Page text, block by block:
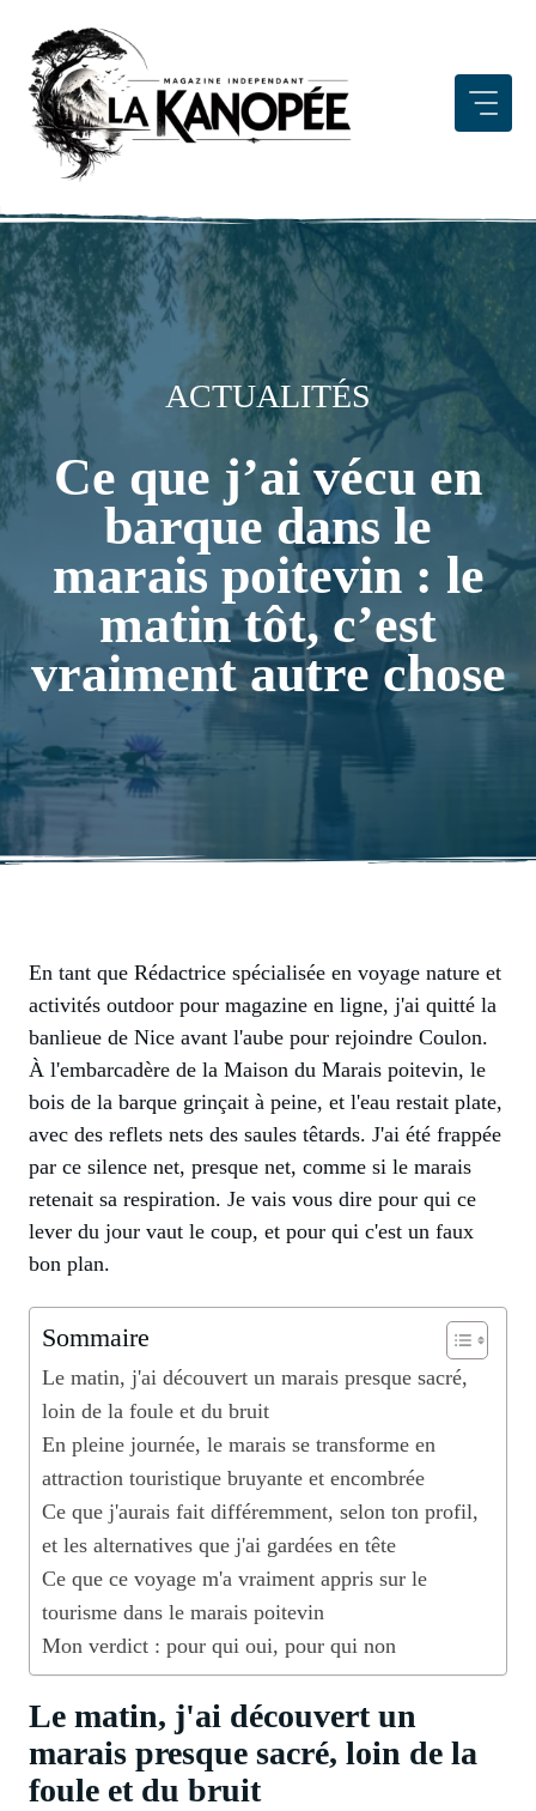
contenu
ACTUALITÉS
Ce que j’ai vécu en
barque dans le
marais poitevin : le
matin tôt, c’est
vraiment autre chose
En tant que Rédactrice spécialisée en voyage nature et
activités outdoor pour magazine en ligne, j'ai quitté la
banlieue de Nice avant l'aube pour rejoindre Coulon.
À l'embarcadère de la Maison du Marais poitevin, le
bois de la barque grinçait à peine, et l'eau restait plate,
avec des reflets nets des saules têtards. J'ai été frappée
par ce silence net, presque net, comme si le marais
retenait sa respiration. Je vais vous dire pour qui ce
lever du jour vaut le coup, et pour qui c'est un faux
bon plan.
Sommaire
Le matin, j'ai découvert un marais presque sacré,
loin de la foule et du bruit
En pleine journée, le marais se transforme en
attraction touristique bruyante et encombrée
Ce que j'aurais fait différemment, selon ton profil,
et les alternatives que j'ai gardées en tête
Ce que ce voyage m'a vraiment appris sur le
tourisme dans le marais poitevin
Mon verdict : pour qui oui, pour qui non
Le matin, j'ai découvert un
marais presque sacré, loin de la
foule et du bruit